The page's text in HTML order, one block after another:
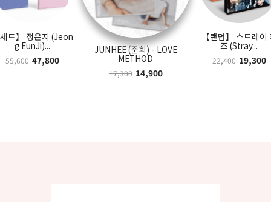
트】 정은지 (Jeon
g EunJi)...
55,600 47,800
JUNHEE (준희) - LOVE
METHOD
17,300 14,900
【랜덤】 스트레이
즈 (Stray...
22,400 19,300